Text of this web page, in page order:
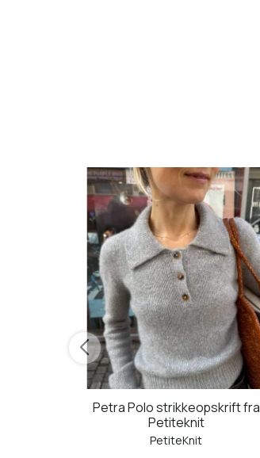
Petra Polo strikkeopskrift fra
Petiteknit
PetiteKnit